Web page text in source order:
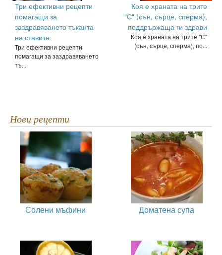
Три ефективни рецепти
помагащи за
заздравяването тъканта
на ставите
Три ефективни рецепти
помагащи за заздравяването
тъ...
Коя е храната на трите
"С" (сън, сърце, сперма),
поддрържаща ги здрави
Коя е храната на трите "С"
(сън, сърце, сперма), по...
Нови рецепти
Солени мъфини Доматена супа